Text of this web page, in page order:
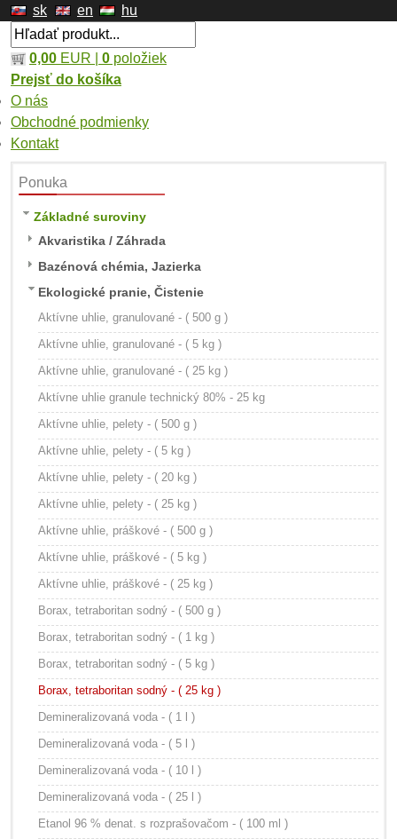
sk en hu
0,00 EUR | 0 položiek
Prejsť do košíka
O nás
Obchodné podmienky
Kontakt
Ponuka
Základné suroviny
Akvaristika / Záhrada
Bazénová chémia, Jazierka
Ekologické pranie, Čistenie
Aktívne uhlie, granulované - ( 500 g )
Aktívne uhlie, granulované - ( 5 kg )
Aktívne uhlie, granulované - ( 25 kg )
Aktívne uhlie granule technický 80% - 25 kg
Aktívne uhlie, pelety - ( 500 g )
Aktívne uhlie, pelety - ( 5 kg )
Aktívne uhlie, pelety - ( 20 kg )
Aktívne uhlie, pelety - ( 25 kg )
Aktívne uhlie, práškové - ( 500 g )
Aktívne uhlie, práškové - ( 5 kg )
Aktívne uhlie, práškové - ( 25 kg )
Borax, tetraboritan sodný - ( 500 g )
Borax, tetraboritan sodný - ( 1 kg )
Borax, tetraboritan sodný - ( 5 kg )
Borax, tetraboritan sodný - ( 25 kg )
Demineralizovaná voda - ( 1 l )
Demineralizovaná voda - ( 5 l )
Demineralizovaná voda - ( 10 l )
Demineralizovaná voda - ( 25 l )
Etanol 96 % denat. s rozprašovačom - ( 100 ml )